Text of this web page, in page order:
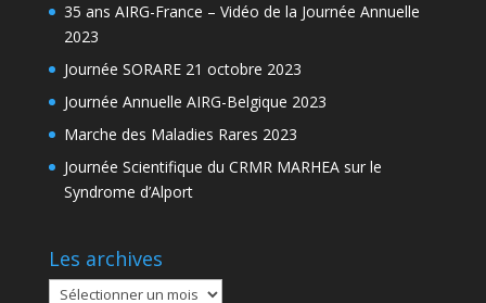
35 ans AIRG-France – Vidéo de la Journée Annuelle
2023
Journée SORARE 21 octobre 2023
Journée Annuelle AIRG-Belgique 2023
Marche des Maladies Rares 2023
Journée Scientifique du CRMR MARHEA sur le
Syndrome d’Alport
Les archives
Les